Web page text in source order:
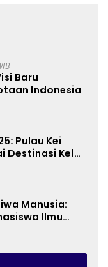
Baru
Indonesia
Pulau Kei
Destinasi Kelas
Manusia:
Ilmu